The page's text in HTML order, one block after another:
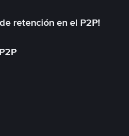
retención en el P2P!